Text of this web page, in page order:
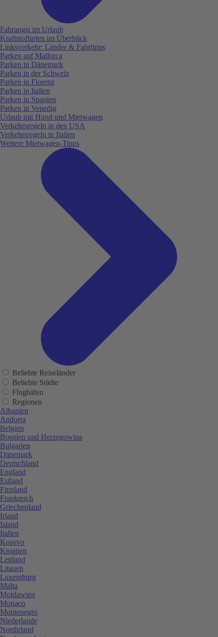
Fahrangst im Urlaub
Kraftstoffarten im Überblick
Linksverkehr: Länder & Fahrtipps
Parken auf Mallorca
Parken in Dänemark
Parken in der Schweiz
Parken in Florenz
Parken in Italien
Parken in Spanien
Parken in Venedig
Urlaub mit Hund und Mietwagen
Verkehrsregeln in den USA
Verkehrsregeln in Italien
Weitere Mietwagen-Tipps
Beliebte Reiseländer
Beliebte Städte
Flughäfen
Regionen
Albanien
Andorra
Belgien
Bosnien und Herzegowina
Bulgarien
Dänemark
Deutschland
England
Estland
Finnland
Frankreich
Griechenland
Irland
Island
Italien
Kosovo
Kroatien
Lettland
Litauen
Luxemburg
Malta
Moldawien
Monaco
Montenegro
Niederlande
Nordirland